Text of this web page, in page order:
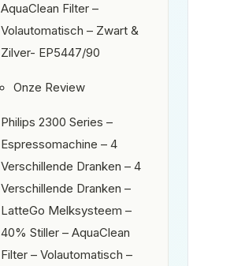
AquaClean Filter –
Volautomatisch – Zwart &
Zilver- EP5447/90
Onze Review
Philips 2300 Series –
Espressomachine – 4
Verschillende Dranken – 4
Verschillende Dranken –
LatteGo Melksysteem –
40% Stiller – AquaClean
Filter – Volautomatisch –